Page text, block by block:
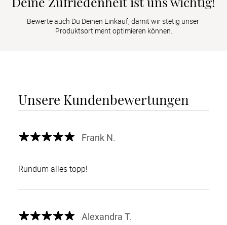
Bewerte auch Du Deinen Einkauf, damit wir stetig unser
Produktsortiment optimieren können.
Unsere Kundenbewertungen
Frank N.
Rundum alles topp!
Alexandra T.